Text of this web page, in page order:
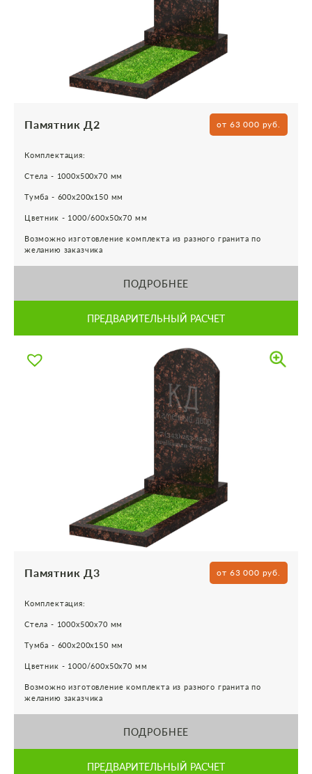
Памятник Д2 от 63 000 руб.
Комплектация:
Стела - 1000х500х70 мм
Тумба - 600х200х150 мм
Цветник - 1000/600х50х70 мм
Возможно изготовление комплекта из разного гранита по
желанию заказчика
ПОДРОБНЕЕ
ПРЕДВАРИТЕЛЬНЫЙ РАСЧЕТ
Памятник Д3 от 63 000 руб.
Комплектация:
Стела - 1000х500х70 мм
Тумба - 600х200х150 мм
Цветник - 1000/600х50х70 мм
Возможно изготовление комплекта из разного гранита по
желанию заказчика
ПОДРОБНЕЕ
ПРЕДВАРИТЕЛЬНЫЙ РАСЧЕТ